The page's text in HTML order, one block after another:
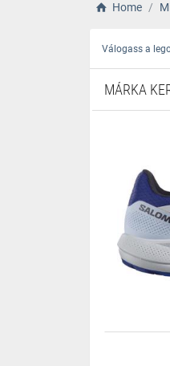
Home
Válogass a
MÁRKA